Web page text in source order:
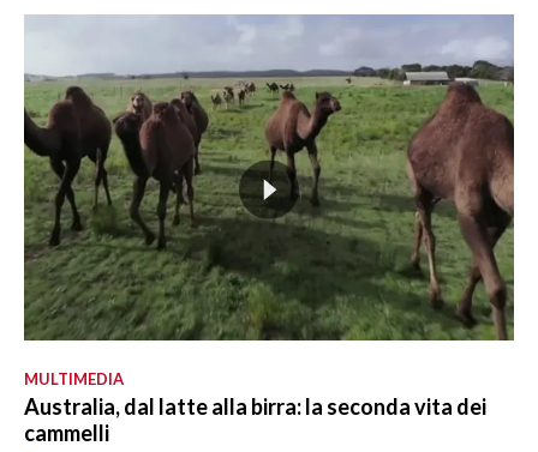
MULTIMEDIA
Australia, dal latte alla birra: la seconda vita dei
cammelli